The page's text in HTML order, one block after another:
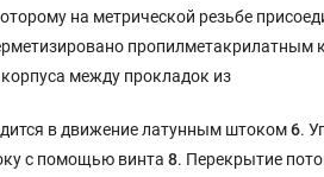
на метрической резьбе
пропилметакрилатным
между прокладок из
в движение латунным штоком6.
с помощью винта 8. Перекрытие